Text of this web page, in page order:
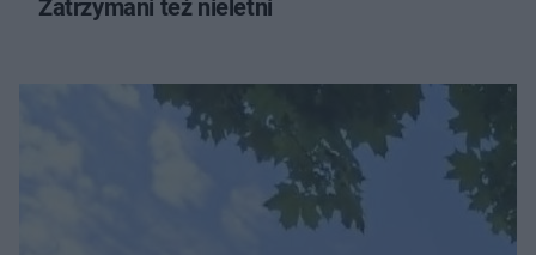
Zatrzymani też nieletni